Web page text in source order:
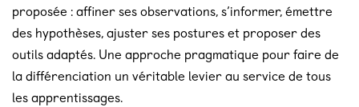
proposée : affiner ses observations, s’informer, émettre
des hypothèses, ajuster ses postures et proposer des
outils adaptés. Une approche pragmatique pour faire de
la différenciation un véritable levier au service de tous
les apprentissages.